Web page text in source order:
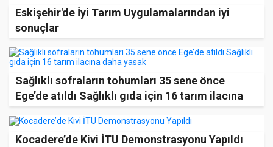
Eskişehir'de İyi Tarım Uygulamalarından iyi
sonuçlar
Sağlıklı sofraların tohumları 35 sene önce
Ege’de atıldı Sağlıklı gıda için 16 tarım ilacına
Kocadere’de Kivi İTU Demonstrasyonu Yapıldı